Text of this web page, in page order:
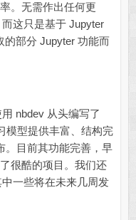
。无需作出任何更
这只是基于 Jupyter
的部分 Jupyter 功能而
nbdev 从头编写了
模型提供丰富、结构完
。目前其功能完善，早
很酷的项目。我们还
一些将在未来几周发